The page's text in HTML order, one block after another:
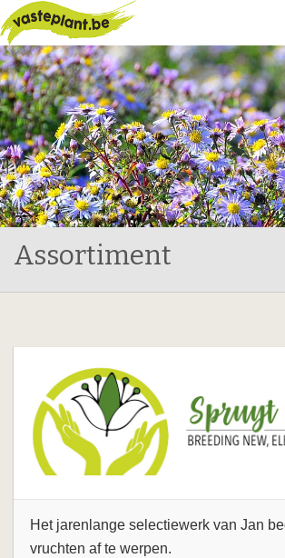
Assortiment
Het jarenlange selectiewerk van Jan
vruchten af te werpen.